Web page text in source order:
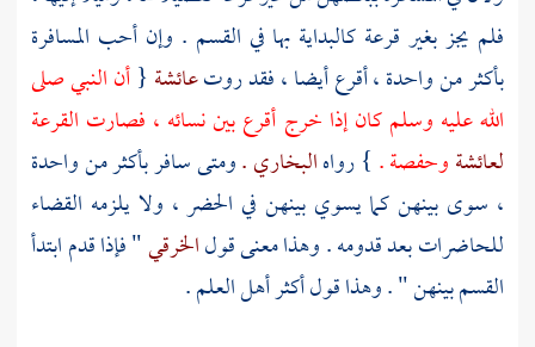
فلم يجز بغير قرعة كالبداية بها في القسم . وإن أحب المسافرة
بأكثر من واحدة ، أقرع أيضا ، فقد روتعائشة {أن النبي صلى
الله عليه وسلم كان إذا خرج أقرع بين نسائه ، فصارت القرعة
لعائشةوحفصة . } رواهالبخاري .ومتى سافر بأكثر من واحدة
، سوى بينهن كما يسوي بينهن في الحضر ، ولا يلزمه القضاء
للحاضرات بعد قدومه . وهذا معنى قولالخرقي" فإذا قدم ابتدأ
القسم بينهن " . وهذا قول أكثر أهل العلم .